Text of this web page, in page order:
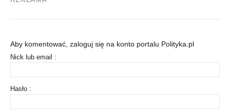
Aby komentować, zaloguj się na konto portalu Polityka.pl
Nick lub email :
Hasło :